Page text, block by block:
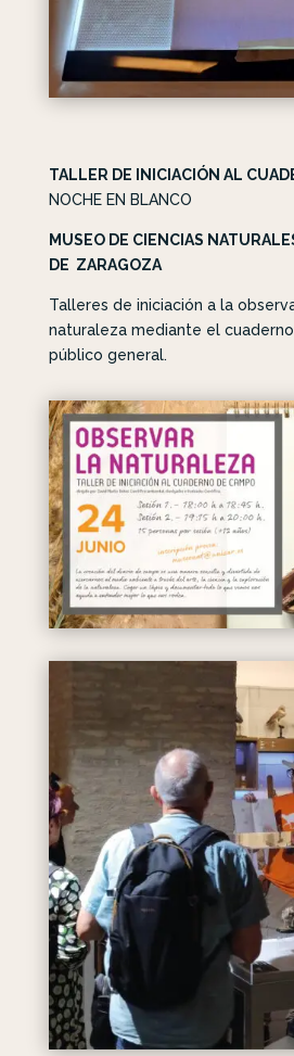
TALLER DE INICIACIÓN AL
NOCHE EN BLANCO
MUSEO DE CIENCIAS
DE ZARAGOZA
Talleres de iniciación a la
naturaleza mediante el
público general.